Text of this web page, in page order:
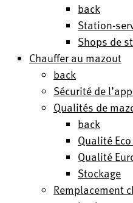
back
Station-
Shops de
Chauffer au mazout
back
Sécurité de
Qualités de
back
Qualité
Qualité
Stockage
Remplacement